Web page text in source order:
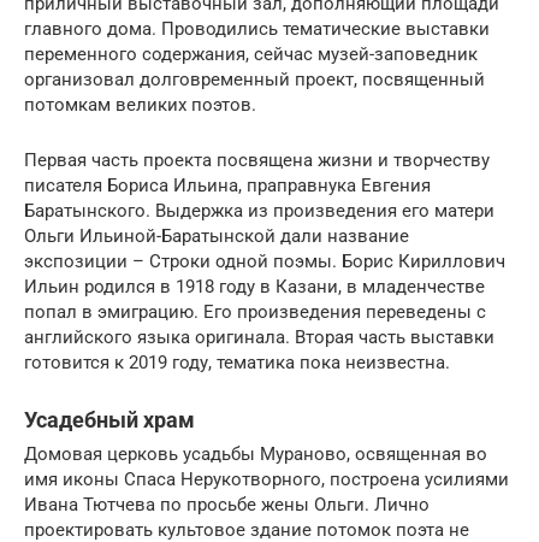
главного дома. Проводились тематические выставки
переменного содержания, сейчас музей-заповедник
организовал долговременный проект, посвященный
потомкам великих поэтов.
Первая часть проекта посвящена жизни и творчеству
писателя Бориса Ильина, праправнука Евгения
Баратынского. Выдержка из произведения его матери
Ольги Ильиной-Баратынской дали название
экспозиции – Строки одной поэмы. Борис Кириллович
Ильин родился в 1918 году в Казани, в младенчестве
попал в эмиграцию. Его произведения переведены с
английского языка оригинала. Вторая часть выставки
готовится к 2019 году, тематика пока неизвестна.
Усадебный храм
Домовая церковь усадьбы Мураново, освященная во
имя иконы Спаса Нерукотворного, построена усилиями
Ивана Тютчева по просьбе жены Ольги. Лично
проектировать культовое здание потомок поэта не